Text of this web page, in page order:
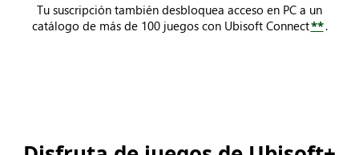
Tu suscripción también desbloquea acceso en PC a un
catálogo de más de 100 juegos con Ubisoft Connect**.